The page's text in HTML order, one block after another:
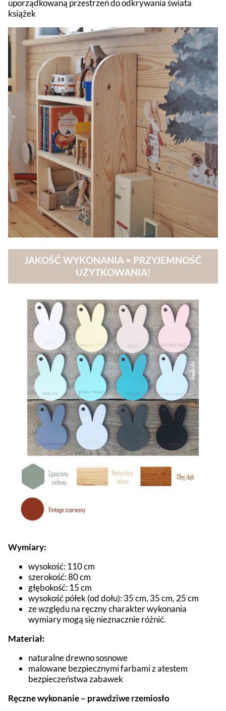
uporządkowaną przestrzeń do odkrywania świata
książek
JAKOŚĆ WYKONANIA = PRZYJEMNOŚĆ
UŻYTKOWANIA!
Wymiary:
wysokość: 110 cm
szerokość: 80 cm
głębokość: 15 cm
wysokość półek (od dołu): 35 cm, 35 cm, 25 cm
ze względu na ręczny charakter wykonania
wymiary mogą się nieznacznie różnić.
Materiał:
naturalne drewno sosnowe
malowane bezpiecznymi farbami z atestem
bezpieczeństwa zabawek
Ręczne wykonanie – prawdziwe rzemiosło